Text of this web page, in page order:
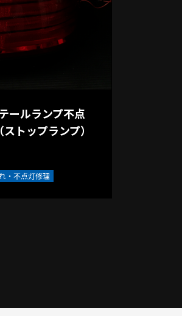
ールランプ不点
トップランプ）
・不点灯修理